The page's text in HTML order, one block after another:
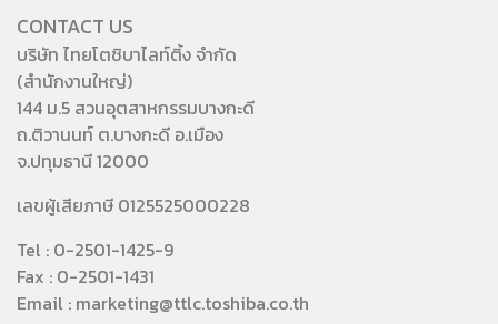
CONTACT US
บริษัท ไทยโตชิบาไลท์ติ้ง จำกัด
(สำนักงานใหญ่)
144 ม.5 สวนอุตสาหกรรมบางกะดี
ถ.ติวานนท์ ต.บางกะดี อ.เมือง
จ.ปทุมธานี 12000
เลขผู้เสียภาษี 0125525000228
Tel : 0-2501-1425-9
Fax : 0-2501-1431
Email : marketing@ttlc.toshiba.co.th